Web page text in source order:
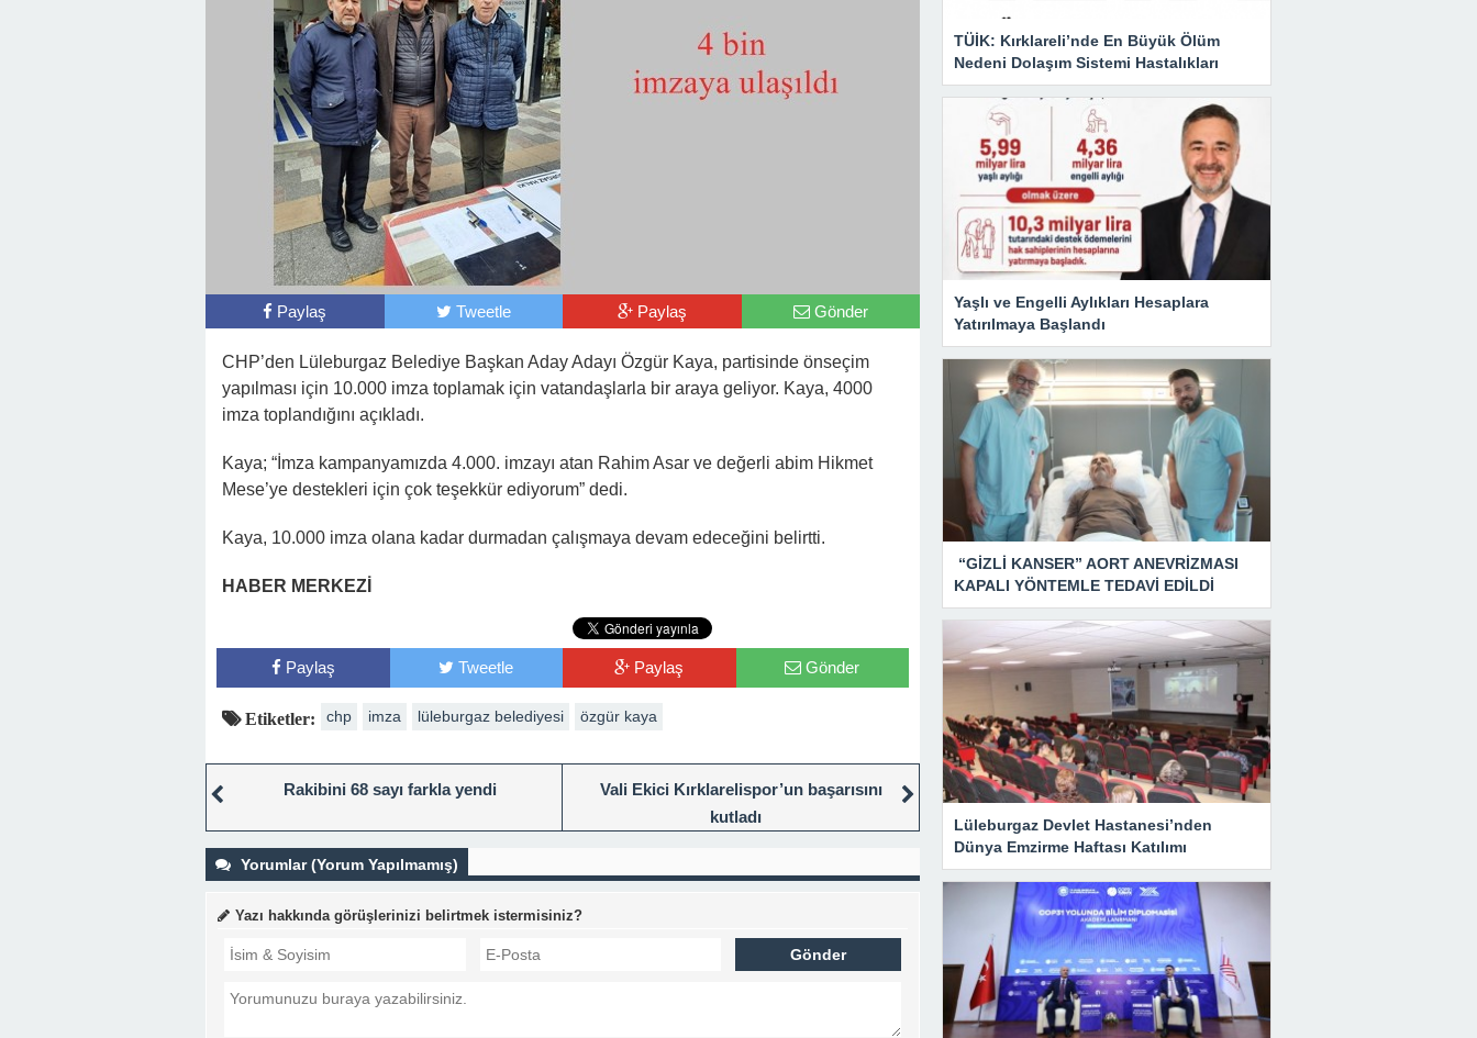
Paylaş Tweetle Paylaş Gönder
CHP’den Lüleburgaz Belediye Başkan Aday Adayı Özgür Kaya, partisinde önseçim
yapılması için 10.000 imza toplamak için vatandaşlarla bir araya geliyor. Kaya, 4000
imza toplandığını açıkladı.
Kaya; “İmza kampanyamızda 4.000. imzayı atan Rahim Asar ve değerli abim Hikmet
Mese’ye destekleri için çok teşekkür ediyorum” dedi.
Kaya, 10.000 imza olana kadar durmadan çalışmaya devam edeceğini belirtti.
HABER MERKEZİ
Paylaş Tweetle Paylaş Gönder
Etiketler: chp imza lüleburgaz belediyesi özgür kaya
Rakibini 68 sayı farkla yendi
Vali Ekici Kırklarelispor’un başarısını
kutladı
Yorumlar (Yorum Yapılmamış)
Yazı hakkında görüşlerinizi belirtmek istermisiniz?
TÜİK: Kırklareli’nde En Büyük Ölüm
Nedeni Dolaşım Sistemi Hastalıkları
Yaşlı ve Engelli Aylıkları Hesaplara
Yatırılmaya Başlandı
“GİZLİ KANSER” AORT ANEVRİZMASI
KAPALI YÖNTEMLE TEDAVİ EDİLDİ
Lüleburgaz Devlet Hastanesi’nden
Dünya Emzirme Haftası Katılımı